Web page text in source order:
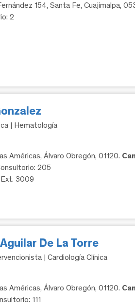
154, Santa Fe, Cuajimalpa,
2
| Hematología
Américas, Álvaro Obregón, 01120.
205
Ext. 3009
De La Torre
| Cardiología Clínica
Américas, Álvaro Obregón, 01120.
111